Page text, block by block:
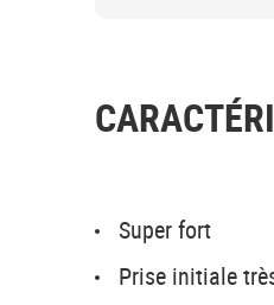
Super fort
Prise initiale